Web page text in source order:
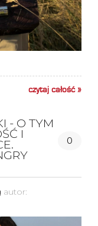
czytaj całość »
- O TYM
I
0
autor: